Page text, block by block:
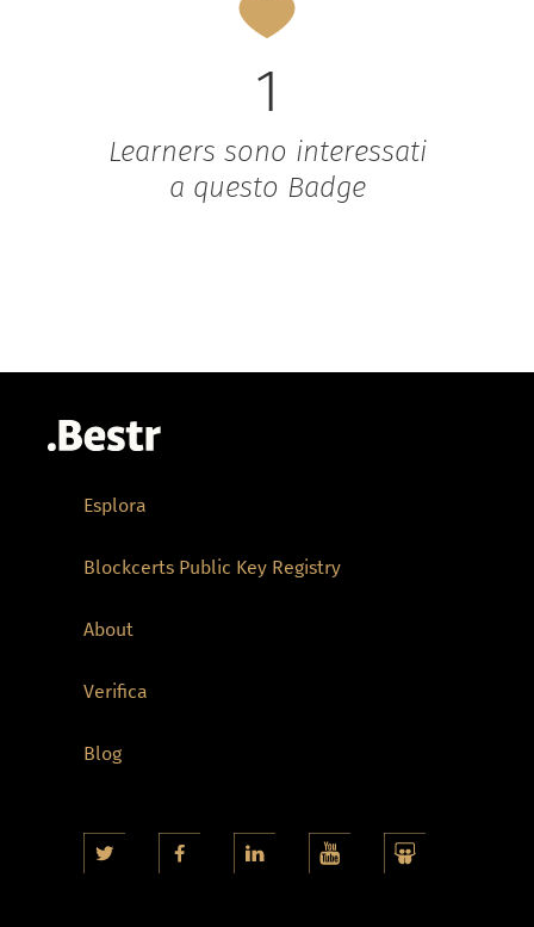
1
Learners sono interessati
a questo Badge
Esplora
Blockcerts Public Key Registry
About
Verifica
Blog